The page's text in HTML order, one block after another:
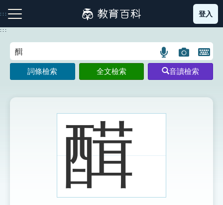
到
主
:::
注音索引圖示 筆畫索引圖示 部首索引表圖示
登入
:::
語
言
搜
示
圖
片
搜
開
鍵
圖
詞條檢索 全文檢索 音讀檢索
䤊